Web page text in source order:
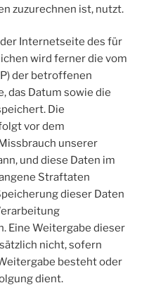
zuzurechnen ist, nutzt.
Internetseite des für
wird ferner die vom
der betroffenen
das Datum sowie die
Die
vor dem
unserer
und diese Daten im
Straftaten
dieser Daten
Eine Weitergabe dieser
nicht, sofern
besteht oder
dient.